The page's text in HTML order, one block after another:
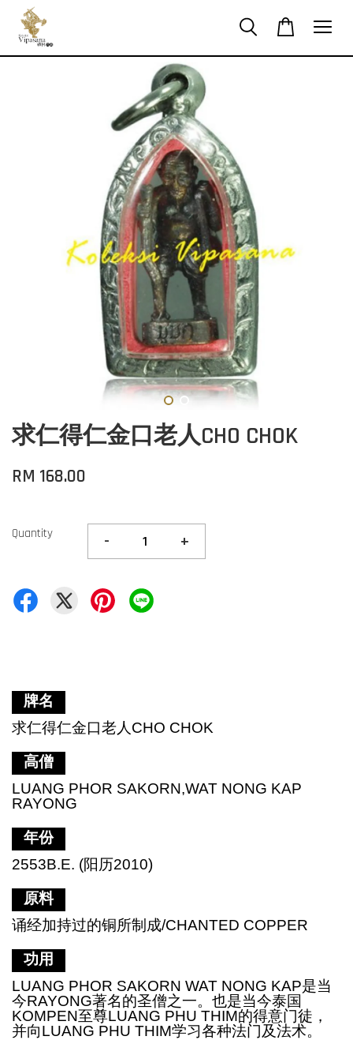
求仁得仁金口老人CHO CHOK
RM 168.00
Quantity - +
牌名
求仁得仁金口老人 CHO CHOK
高僧
LUANG PHOR SAKORN,WAT NONG KAP
RAYONG
年份
2553B.E. (阳历2010)
原料
诵经加持过的铜所制成/CHANTED COPPER
功用
LUANG PHOR SAKORN WAT NONG KAP是当
今RAYONG著名的圣僧之一。也是当今泰国
KOMPEN至尊LUANG PHU THIM的得意门徒，
并向LUANG PHU THIM学习各种法门及法术。